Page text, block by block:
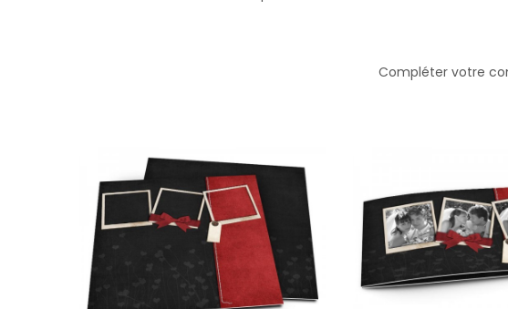
Compléter votre